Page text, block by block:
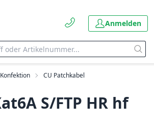
Anmelden
Konfektion CU Patchkabel
S/FTP HR hf